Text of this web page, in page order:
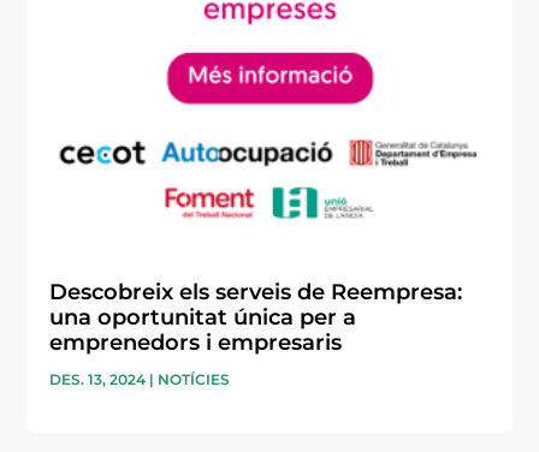
Descobreix els serveis de Reempresa:
una oportunitat única per a
emprenedors i empresaris
DES. 13, 2024 | NOTÍCIES